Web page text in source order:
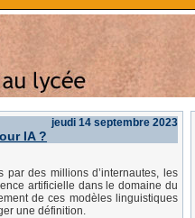
jeudi 14 septembre 2023
IA ?
par des millions d’internautes, les
artificielle dans le domaine du
de ces modèles linguistiques
une définition.